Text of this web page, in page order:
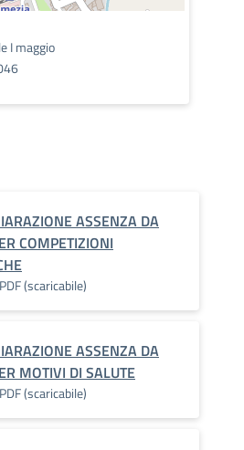
I maggio
ASSENZA DA
COMPETIZIONI
(scaricabile)
ASSENZA DA
MOTIVI DI SALUTE
(scaricabile)